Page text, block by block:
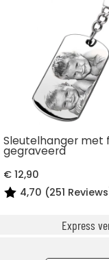
Sleutelhanger met
gegraveerd
€ 12,90
4,70 (251
Express